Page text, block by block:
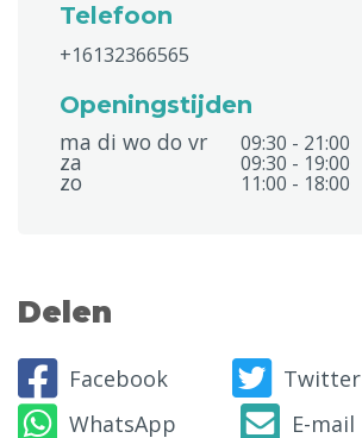
Telefoon
+16132366565
Openingstijden
ma di wo do vr
09:30 - 21:00
za 09:30 - 19:00
zo 11:00 - 18:00
Delen
Facebook
Twitter
WhatsApp
E-mail